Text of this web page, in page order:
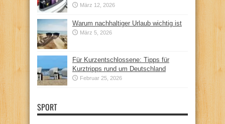
März 12, 2026
Warum nachhaltiger Urlaub wichtig ist
März 5, 2026
Für Kurzentschlossene: Tipps für
Kurztripps rund um Deutschland
Februar 25, 2026
SPORT